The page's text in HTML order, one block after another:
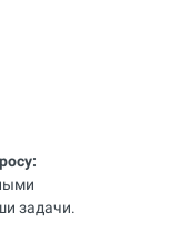
задачи.